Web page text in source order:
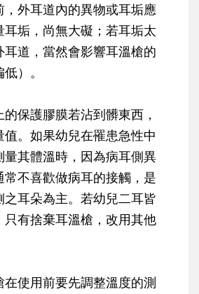
外耳道內的異物或耳垢應
垢，尚無大礙；若耳垢太
耳道，當然會影響耳溫槍的
）。
保護膠膜若沾到髒東西，
。如果幼兒在罹患急性中
量其體溫時，因為病耳側異
不喜歡做病耳的接觸，是
耳朵為主。若幼兒二耳皆
只有捨棄耳溫槍，改用其他
使用前要先調整溫度的測